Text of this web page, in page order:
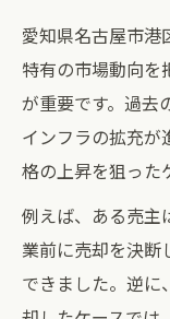
税金計
再投資に適
再投資
資産価
愛知県
再投資
港区売
名古屋市港
愛知県名古屋市港
特有の市場動向を
が重要です。過去
インフラの拡充が
格の上昇を狙った
例えば、ある売主
業前に売却を決断
できました。逆に